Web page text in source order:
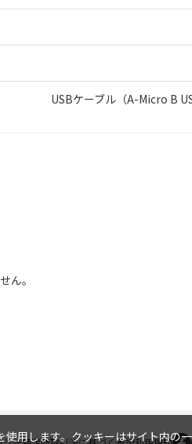
USBケーブル（A-Micro B
ん。
用します。クッキーはサイト内の